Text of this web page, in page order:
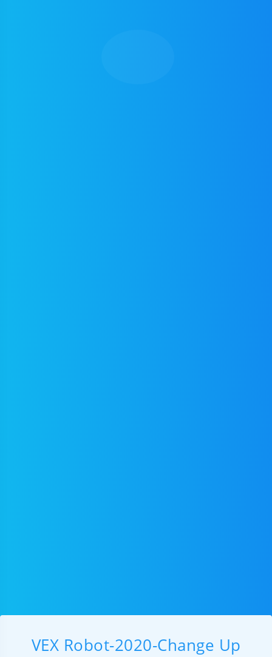
VEX Robot-2020-Change Up